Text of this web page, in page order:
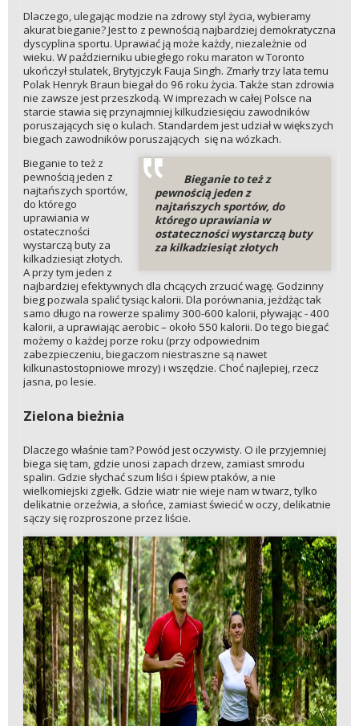
Dlaczego, ulegając modzie na zdrowy styl życia, wybieramy
akurat bieganie? Jest to z pewnością najbardziej demokratyczna
dyscyplina sportu. Uprawiać ją może każdy, niezależnie od
wieku. W październiku ubiegłego roku maraton w Toronto
ukończył stulatek, Brytyjczyk Fauja Singh. Zmarły trzy lata temu
Polak Henryk Braun biegał do 96 roku życia. Także stan zdrowia
nie zawsze jest przeszkodą. W imprezach w całej Polsce na
starcie stawia się przynajmniej kilkudziesięciu zawodników
poruszających się o kulach. Standardem jest udział w większych
biegach zawodników poruszających się na wózkach.
Bieganie to też z
pewnością jeden z
najtańszych sportów, do
którego uprawiania w
ostateczności wystarczą buty
za kilkadziesiąt złotych
Bieganie to też z
pewnością jeden z
najtańszych sportów,
do którego
uprawiania w
ostateczności
wystarczą buty za
kilkadziesiąt złotych.
A przy tym jeden z
najbardziej efektywnych dla chcących zrzucić wagę. Godzinny
bieg pozwala spalić tysiąc kalorii. Dla porównania, jeżdżąc tak
samo długo na rowerze spalimy 300-600 kalorii, pływając - 400
kalorii, a uprawiając aerobic – około 550 kalorii. Do tego biegać
możemy o każdej porze roku (przy odpowiednim
zabezpieczeniu, biegaczom niestraszne są nawet
kilkunastostopniowe mrozy) i wszędzie. Choć najlepiej, rzecz
jasna, po lesie.
Zielona bieżnia
Dlaczego właśnie tam? Powód jest oczywisty. O ile przyjemniej
biega się tam, gdzie unosi zapach drzew, zamiast smrodu
spalin. Gdzie słychać szum liści i śpiew ptaków, a nie
wielkomiejski zgiełk. Gdzie wiatr nie wieje nam w twarz, tylko
delikatnie orzeźwia, a słońce, zamiast świecić w oczy, delikatnie
sączy się rozproszone przez liście.